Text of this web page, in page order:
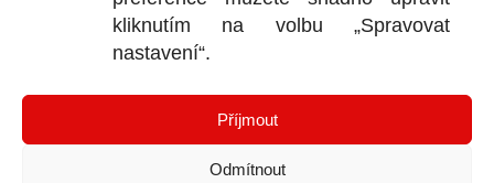
kliknutím na volbu „Spravovat
nastavení“.
Příjmout
Odmítnout